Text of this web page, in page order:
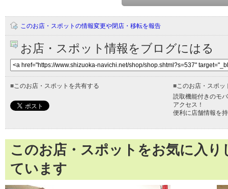
このお店・スポットの情報変更や閉店・移転を報告
お店・スポット情報をブログにはる
■このお店・スポットを共有する ■このお店・スポッ
読取機能付きのモ
アクセス！
便利に店舗情報を
このお店・スポットをお気に入
ています